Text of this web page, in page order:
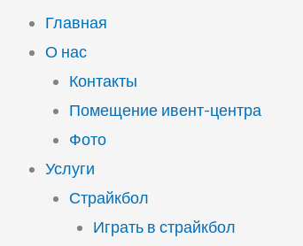
Главная
О нас
Контакты
Помещение ивент-центра
Фото
Услуги
Страйкбол
Играть в страйкбол